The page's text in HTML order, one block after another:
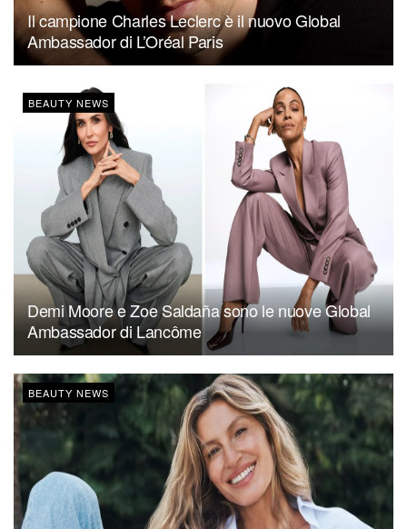
Il campione Charles Leclerc è il nuovo Global
Ambassador di L’Oréal Paris
BEAUTY NEWS
Demi Moore e Zoe Saldaña sono le nuove Global
Ambassador di Lancôme
BEAUTY NEWS